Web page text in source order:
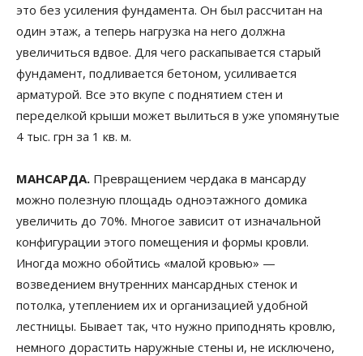
это без усиления фундамента. Он был рассчитан на
один этаж, а теперь нагрузка на него должна
увеличиться вдвое. Для чего раскапывается старый
фундамент, подливается бетоном, усиливается
арматурой. Все это вкупе с поднятием стен и
переделкой крыши может вылиться в уже упомянутые
4 тыс. грн за 1 кв. м.
МАНСАРДА. Превращением чердака в мансарду
можно полезную площадь одноэтажного домика
увеличить до 70%. Многое зависит от изначальной
конфигурации этого помещения и формы кровли.
Иногда можно обойтись «малой кровью» —
возведением внутренних мансардных стенок и
потолка, утеплением их и организацией удобной
лестницы. Бывает так, что нужно приподнять кровлю,
немного дорастить наружные стены и, не исключено,